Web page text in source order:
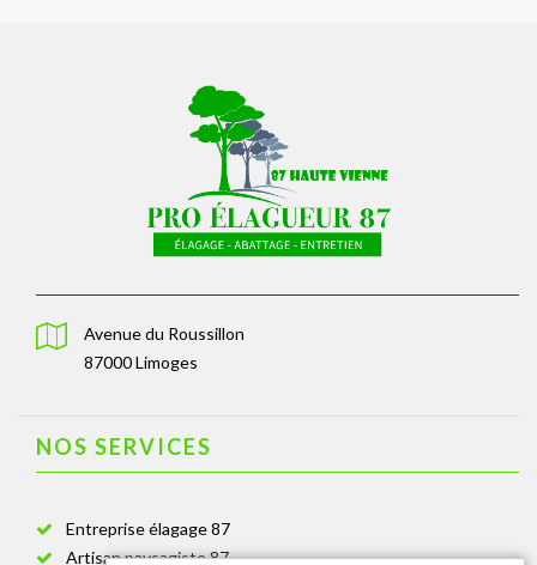
Avenue du Roussillon
87000 Limoges
NOS SERVICES
Entreprise élagage 87
Artisan paysagiste 87